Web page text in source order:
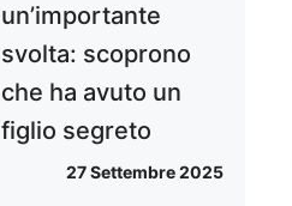
un’importante
svolta: scoprono
che ha avuto un
figlio segreto
27 Settembre 2025